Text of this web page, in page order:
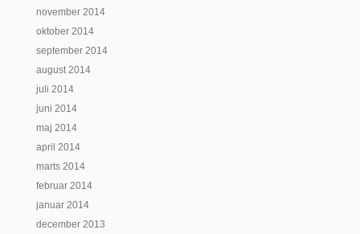
november 2014
oktober 2014
september 2014
august 2014
juli 2014
juni 2014
maj 2014
april 2014
marts 2014
februar 2014
januar 2014
december 2013